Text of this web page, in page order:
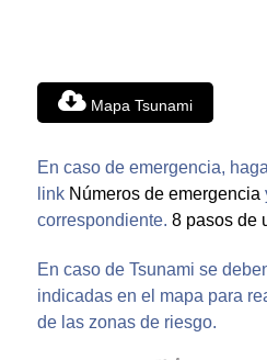
Mapa Tsunami
En caso de emergencia,
link Números de emergencia
correspondiente. 8 pasos de
En caso de Tsunami se
indicadas en el mapa para
de las zonas de riesgo.